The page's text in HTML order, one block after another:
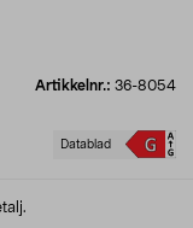
Artikkelnr.: 36-8054
Datablad